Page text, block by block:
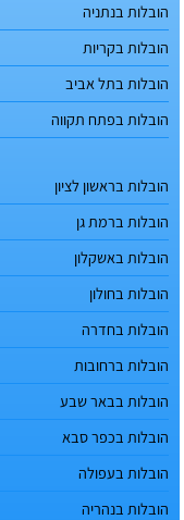
הובלות בנתניה
הובלות בקריות
הובלות בתל אביב
הובלות בפתח תקווה
הובלות בראשון לציון
הובלות ברמת גן
הובלות באשקלון
הובלות בחולון
הובלות בחדרה
הובלות ברחובות
הובלות בבאר שבע
הובלות בכפר סבא
הובלות בעפולה
הובלות בנהריה